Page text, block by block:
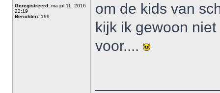
Geregistreerd: ma jul 11, 2016
22:19
Berichten: 199
om de kids van
kijk ik gewoon
voor....